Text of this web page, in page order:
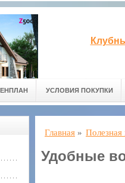
УСЛОВИЯ ПОКУПКИ
Главная »
Удобные